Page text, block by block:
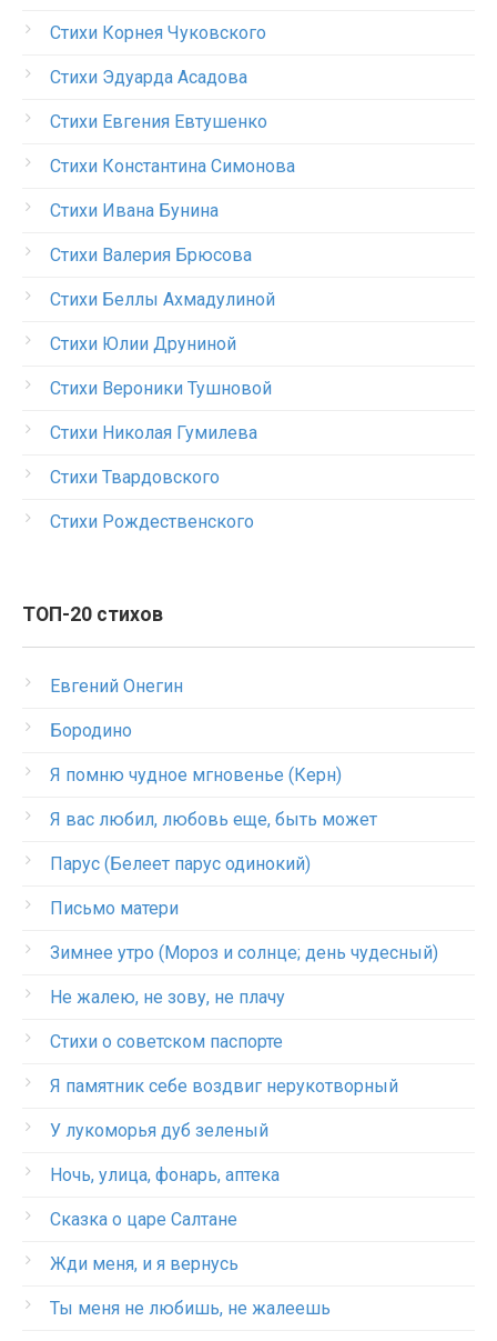
Стихи Корнея Чуковского
Стихи Эдуарда Асадова
Стихи Евгения Евтушенко
Стихи Константина Симонова
Стихи Ивана Бунина
Стихи Валерия Брюсова
Стихи Беллы Ахмадулиной
Стихи Юлии Друниной
Стихи Вероники Тушновой
Стихи Николая Гумилева
Стихи Твардовского
Стихи Рождественского
ТОП-20 стихов
Евгений Онегин
Бородино
Я помню чудное мгновенье (Керн)
Я вас любил, любовь еще, быть может
Парус (Белеет парус одинокий)
Письмо матери
Зимнее утро (Мороз и солнце; день чудесный)
Не жалею, не зову, не плачу
Стихи о советском паспорте
Я памятник себе воздвиг нерукотворный
У лукоморья дуб зеленый
Ночь, улица, фонарь, аптека
Сказка о царе Салтане
Жди меня, и я вернусь
Ты меня не любишь, не жалеешь